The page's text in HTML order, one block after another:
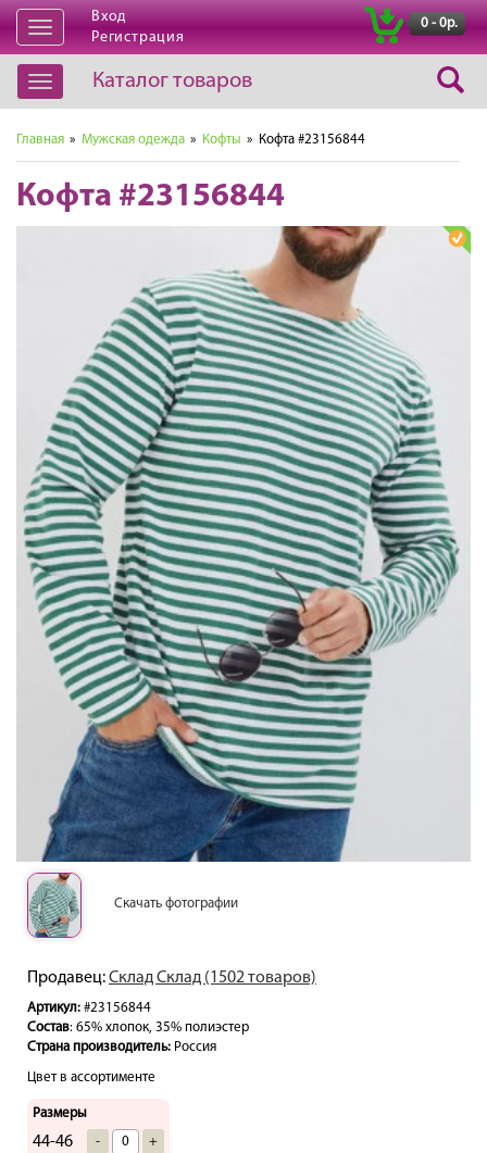
Открыть
навигацию
Вход
Регистрация
0 - 0р.
Открыть
навигацию
Каталог товаров
Главная » Мужская одежда » Кофты » Кофта #23156844
Кофта #23156844
Скачать фотографии
Продавец:Склад Склад (1502 товаров)
Артикул: #23156844
Состав: 65% хлопок, 35% полиэстер
Страна производитель: Россия
Цвет в ассортименте
Размеры
44-46 - +